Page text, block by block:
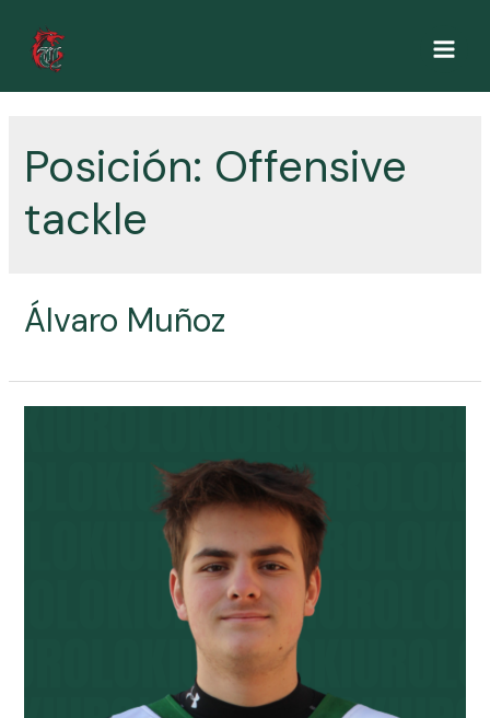
contenido
Main
Posición: Offensive
tackle
Álvaro Muñoz